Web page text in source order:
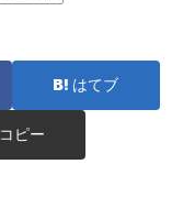
はてブ
コピー